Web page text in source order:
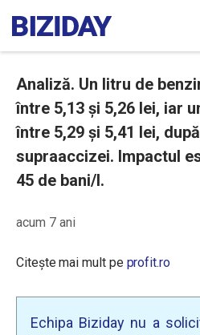
Analiză. Un litru de
între 5,13 și 5,26 lei, iar
între 5,29 și 5,41 lei,
supraaccizei. Impactul
45 de bani/l.
acum 7 ani
Citește mai mult pe profit.ro
Echipa Biziday nu a